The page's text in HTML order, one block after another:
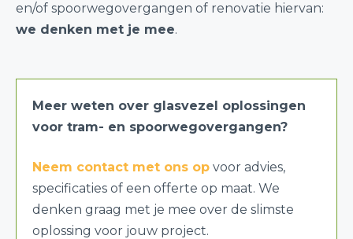
en/of spoorwegovergangen of renovatie hiervan:
we denken met je mee.
Meer weten over glasvezel oplossingen
voor tram- en spoorwegovergangen?
Neem contact met ons op voor advies,
specificaties of een offerte op maat. We
denken graag met je mee over de slimste
oplossing voor jouw project.